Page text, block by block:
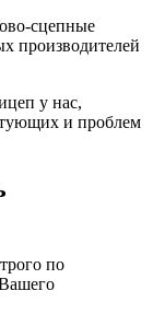
сцепные
производителей
у нас,
и проблем
по